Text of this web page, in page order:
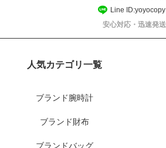
Line ID:yoyocopy
安心対応・迅速発送
人気カテゴリ一覧
ブランド腕時計
ブランド財布
ブランドバッグ